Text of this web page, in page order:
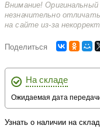
Внимание!
незначительно
на сайте из-за
Поделиться
На складе
Ожидаемая дата
Узнать о наличии на